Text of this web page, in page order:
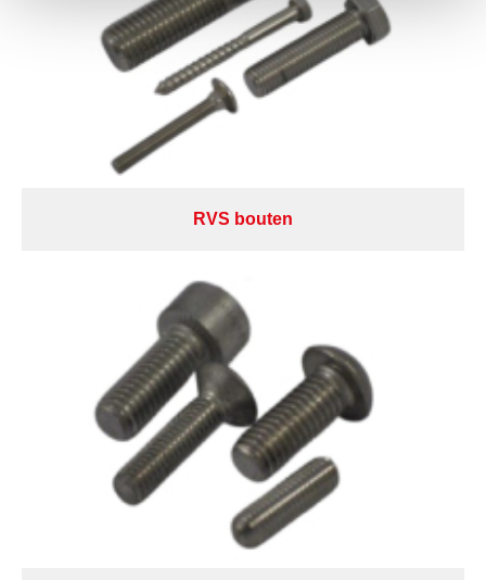
RVS bouten